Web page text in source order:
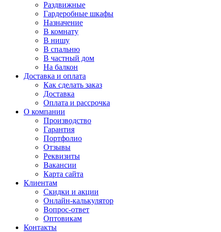
Раздвижные
Гардеробные шкафы
Назначение
В комнату
В нишу
В спальню
В частный дом
На балкон
Доставка и оплата
Как сделать заказ
Доставка
Оплата и рассрочка
О компании
Производство
Гарантия
Портфолио
Отзывы
Реквизиты
Вакансии
Карта сайта
Клиентам
Скидки и акции
Онлайн-калькулятор
Вопрос-ответ
Оптовикам
Контакты